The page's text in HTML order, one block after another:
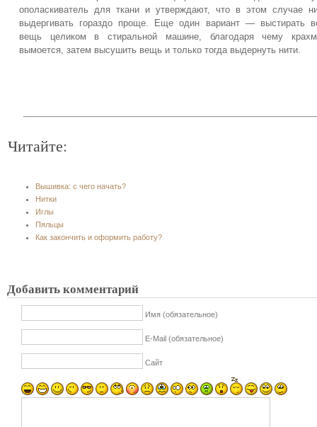
ополаскиватель для ткани и утверждают, что в этом случае
выдергивать гораздо проще. Еще один вариант — выстирать
вещь целиком в стиральной машине, благодаря чему
вымоется, затем высушить вещь и только тогда выдернуть нити.
Читайте:
Вышивка: с чего начать?
Нитки
Иглы
Пяльцы
Как закончить и оформить работу?
Добавить комментарий
Имя (обязательное)
E-Mail (обязательное)
Сайт